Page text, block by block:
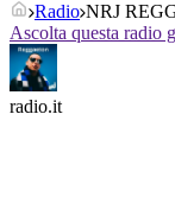
Radio NRJ
Ascolta questa radio
radio.it